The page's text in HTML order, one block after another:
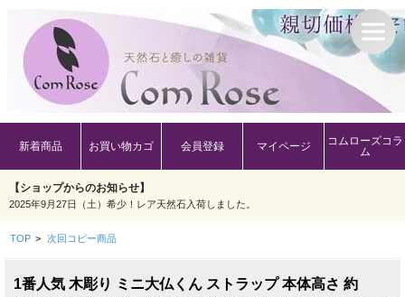
新着商品 お買い物カゴ 会員登録 マイページ
コムローズコラ
ム
【ショップからのお知らせ】
2025年9月27日（土）希少！レア天然石入荷しました。
TOP > 次回コピー商品
1番人気 木彫り ミニ大仏くん ストラップ 本体高さ 約